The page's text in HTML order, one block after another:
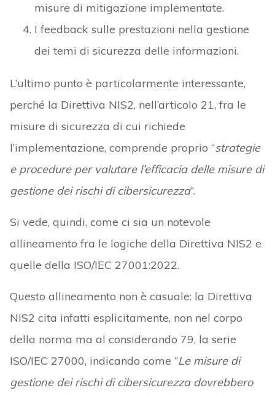
misure di mitigazione implementate.
I feedback sulle prestazioni nella gestione
dei temi di sicurezza delle informazioni.
L’ultimo punto è particolarmente interessante,
perché la Direttiva NIS2, nell’articolo 21, fra le
misure di sicurezza di cui richiede
l’implementazione, comprende proprio “strategie
e procedure per valutare l’efficacia delle misure di
gestione dei rischi di cibersicurezza”.
Si vede, quindi, come ci sia un notevole
allineamento fra le logiche della Direttiva NIS2 e
quelle della ISO/IEC 27001:2022.
Questo allineamento non è casuale: la Direttiva
NIS2 cita infatti esplicitamente, non nel corpo
della norma ma al considerando 79, la serie
ISO/IEC 27000, indicando come “Le misure di
gestione dei rischi di cibersicurezza dovrebbero